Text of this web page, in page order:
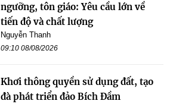
ngưỡng, tôn giáo: Yêu cầu lớn về
tiến độ và chất lượng
Nguyễn Thanh
09:10 08/08/2026
Khơi thông quyền sử dụng đất, tạo
đà phát triển đảo Bích Đầm